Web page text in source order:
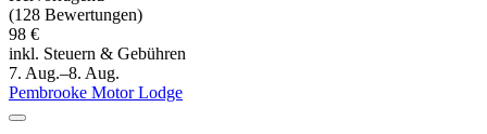
(128 Bewertungen)
98 €
inkl. Steuern & Gebühren
7. Aug.–8. Aug.
Pembrooke Motor Lodge